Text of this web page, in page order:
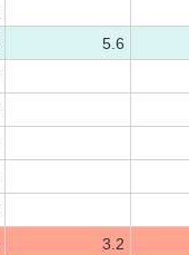
5.6
3.2